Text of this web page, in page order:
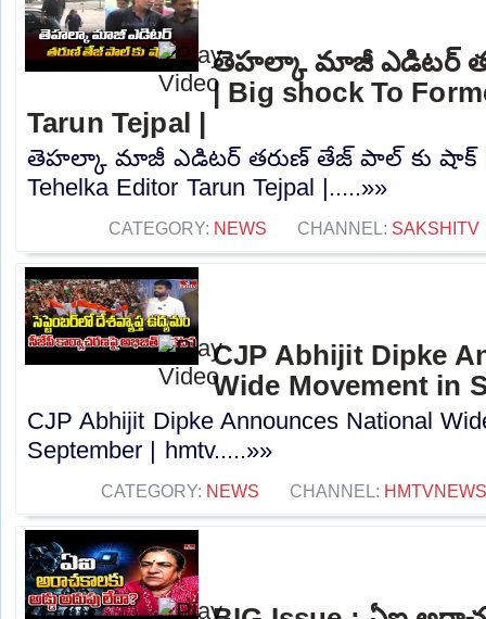
తెహల్కా మాజీ ఎడిటర్
| Big shock To
Tarun Tejpal |
తెహల్కా మాజీ ఎడిటర్ తరుణ్ తేజ్ పాల్ కు షాక్ |
Tehelka Editor Tarun Tejpal |.....»»
CATEGORY: NEWS CHANNEL: SAKSHITV
CJP Abhijit Dipke
Wide Movement in
CJP Abhijit Dipke Announces National
September | hmtv.....»»
CATEGORY: NEWS CHANNEL: HMTVNEWS